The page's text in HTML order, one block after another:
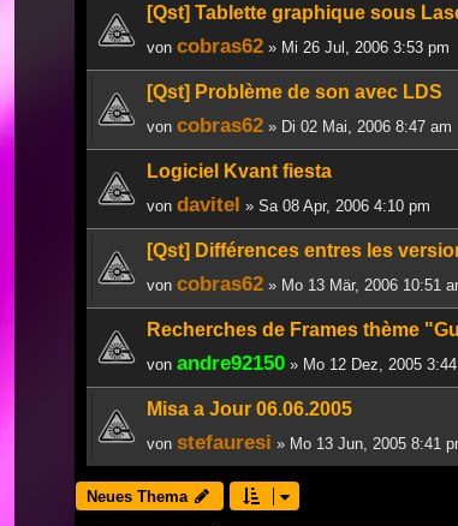
[Qst] Tablette graphique sous
von cobras62 » Mi 26 Jul, 2006 3:53 pm
[Qst] Problème de son avec LDS
von cobras62 » Di 02 Mai, 2006 8:47 am
Logiciel Kvant fiesta
von davitel » Sa 08 Apr, 2006 4:10 pm
[Qst] Différences entres les
von cobras62 » Mo 13 Mär, 2006 10:51
Recherches de Frames thème
von andre92150 » Mo 12 Dez, 2005
Misa a Jour 06.06.2005
von stefauresi » Mo 13 Jun, 2005 8:41
Neues Thema